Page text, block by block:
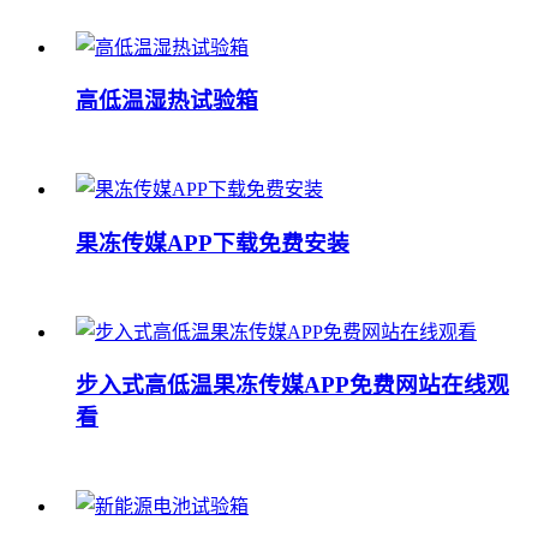
高低温湿热试验箱
果冻传媒APP下载免费安装
步入式高低温果冻传媒APP免费网站在线观
看